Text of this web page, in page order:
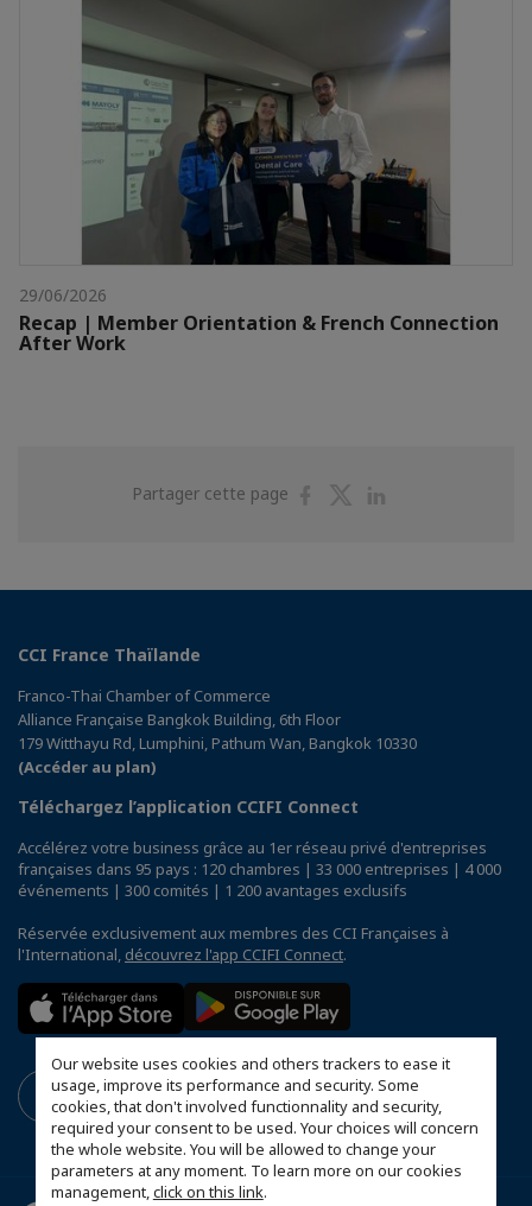
Our website uses cookies and others trackers to ease it
usage, improve its performance and security. Some
cookies, that don't involved functionnality and security,
required your consent to be used. Your choices will concern
the whole website. You will be allowed to change your
parameters at any moment. To learn more on our cookies
management,click on this link.
29/06/2026
Recap | Member Orientation & French Connection
After Work
Partager cette page
PartagerPartager
CCI France Thaïlande
Franco-Thai Chamber of Commerce
Alliance Française Bangkok Building, 6th Floor
179 Witthayu Rd, Lumphini, Pathum Wan, Bangkok 10330
(Accéder au plan)
Téléchargez l’application CCIFI Connect
Accélérez votre business grâce au 1er réseau privé d'entreprises
françaises dans 95 pays : 120 chambres | 33 000 entreprises | 4 000
événements | 300 comités | 1 200 avantages exclusifs
Réservée exclusivement aux membres des CCI Françaises à
l'International, découvrez l'app CCIFI Connect.